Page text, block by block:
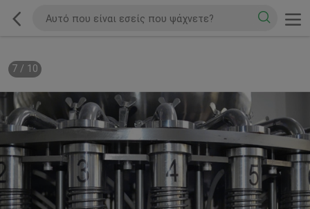
7/ 10